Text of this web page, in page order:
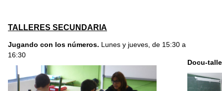
TALLERES SECUNDARIA
Jugando con los números. Lunes y jueves, de 15:30 a
16:30
Docu-